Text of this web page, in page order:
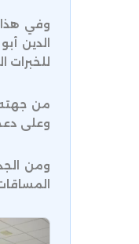
وفي هذا
الدين
للخبرات
من جهته
وعلى
ومن